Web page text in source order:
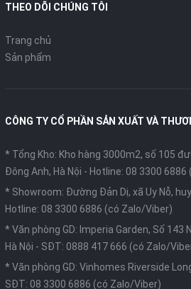
THEO DÕI CHÚNG TÔI
Trang chủ
Sản phẩm
CÔNG TY CỔ PHẦN SẢN XUẤT VÀ
* Tổng Kho: Kho hàng 3000m2, số 105
Đông Anh, Hà Nội - Hotline: 08 3300
* Showroom: Đường Đản Dị, xã Uy Nỗ,
Hotline: 08 3300 6886 (có Zalo/Viber)
* Văn phòng GD: Imperia Garden, Số 143
Hà Nội - SĐT: 0888 417 666 (có Zalo/
* Văn phòng GD: Vinhomes Riverside
SĐT: 08 3300 6886 (có Zalo/Viber)